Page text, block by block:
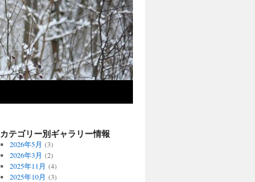
カテゴリー別ギャラリー情報
2026年5月 (3)
2026年3月 (2)
2025年11月 (4)
2025年10月 (3)